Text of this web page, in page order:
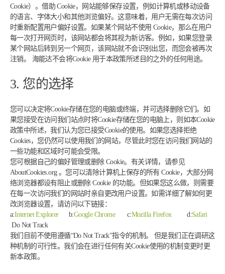
Cookie）。借助 Cookie，网站能够保存设置，例如计算机或移动设备
的语言、字体大小和其他浏览偏好。这意味着，用户无需在每次访问
时重新配置用户偏好设置。如果某个网站不使用 Cookie，那么在用户
每一次打开网页时，该网站都会将其视为新访客。例如，如果您登录
某个网站后转到另一个网页，该网站就不会识别出您，而您会被再次
注销。 海能达不会将Cookie 用于本政策所述目的之外的任何用途。
3. 您的选择
您可以决定将Cookie存储在您的电脑或终端，并可选择删除它们。如
果您接受在访问我们站点时将Cookie存储在您的电脑上，则如本Cookie
政策中所述，我们认为您已接受Cookie的使用。如果您选择拒绝
Cookies，您仍然可以使用我们的网站，尽管此时您在访问我们网站的
一些功能和区域时可能会受限。
您可根据自己的偏好管理或删除 Cookie。有关详情，请参见
AboutCookies.org 。您可以清除计算机上保存的所有 Cookie，大部分网
络浏览器都设有阻止或删除 Cookie 的功能。但如果您这么做，则需要
在每一次访问我们的网站时亲自更改用户设置。如需详细了解如何更
改浏览器设置，请访问以下链接：
a:Internet Explorerb:Google Chromec:Mozilla Firefoxd:Safari
Do Not Track
我们目前不使用遵循“Do Not Track”指令的机制。 但是我们正在调研这
种机制的可行性。我们会在进行任何有关Cookie使用的机制变更时更
新本政策。